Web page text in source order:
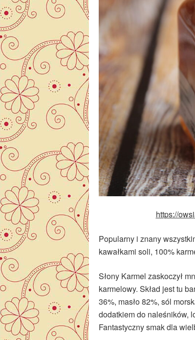
https://
Popularny i znany
kawałkami soli, 100%
Słony Karmel zaskoczył
karmelowy. Skład jest tu
36%, masło 82%, sól
dodatkiem do naleśników,
Fantastyczny smak dla